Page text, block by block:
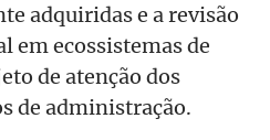
adquiridas e a revisão
em ecossistemas de
de atenção dos
de administração.